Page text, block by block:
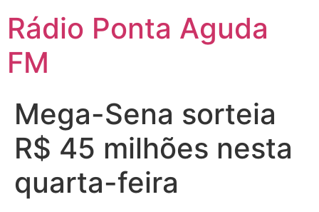
para
conteúdo
Rádio Ponta Aguda
FM
Mega-Sena sorteia
R$ 45 milhões nesta
quarta-feira